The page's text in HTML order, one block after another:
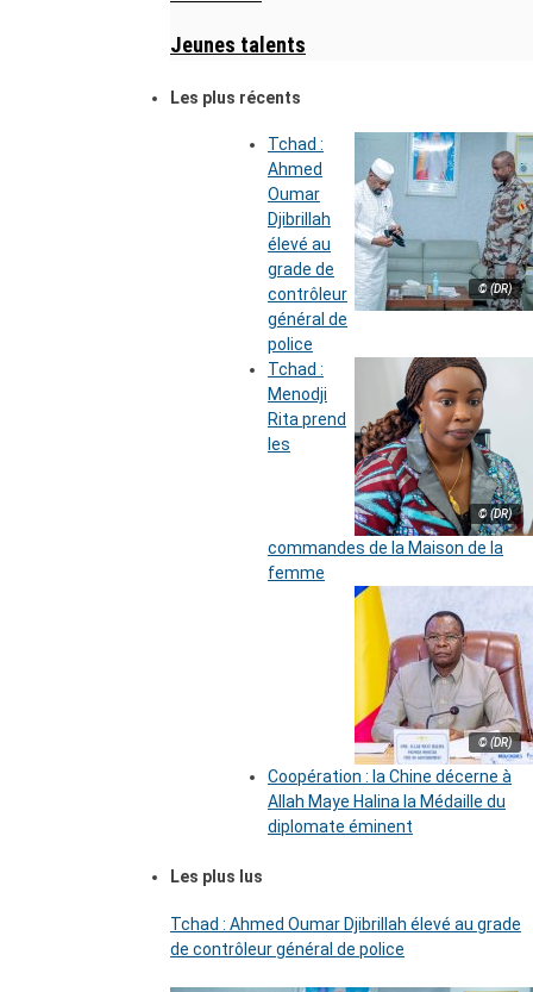
Jeunes talents
Les plus récents
© (DR)
Tchad :
Ahmed
Oumar
Djibrillah
élevé au
grade de
contrôleur
général de
police
© (DR)
Tchad :
Menodji
Rita prend
les
commandes de la Maison de la
femme
© (DR)
Coopération : la Chine décerne à
Allah Maye Halina la Médaille du
diplomate éminent
Les plus lus
Tchad : Ahmed Oumar Djibrillah élevé au grade
de contrôleur général de police